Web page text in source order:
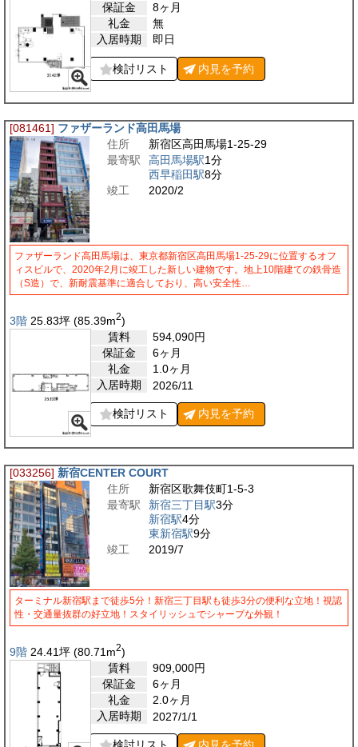
保証金
8ヶ月
礼金
無
入居時期
即日
検討リスト 内見を予約
[081461] ファザーランド高田馬場
住所
新宿区高田馬場1-25-29
最寄駅
高田馬場駅1分
西早稲田駅8分
竣工
2020/2
ファザーランド高田馬場は、東京都新宿区高田馬場1-25-29に位置するオフ
ィスビルで、2020年2月に竣工した新しい建物です。地上10階建ての鉄骨造
（S造）で、新耐震基準に適合しており、高い安全性…
3階 25.83坪 (85.39m2)
賃料
594,090円
保証金
6ヶ月
礼金
1.0ヶ月
入居時期
2026/11
検討リスト 内見を予約
[033256] 新宿CENTER COURT
住所
新宿区歌舞伎町1-5-3
最寄駅
新宿三丁目駅3分
新宿駅4分
東新宿駅9分
竣工
2019/7
ターミナル新宿駅まで徒歩5分！新宿三丁目駅も徒歩3分の便利な立地！視認
性・交通量抜群の好立地！スタイリッシュでシャープな外観！
9階 24.41坪 (80.71 m2)
賃料
909,000円
保証金
6ヶ月
礼金
2.0ヶ月
入居時期
2027/1/1